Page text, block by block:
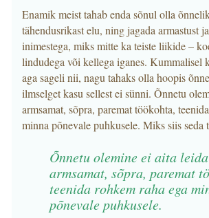
Enamik meist tahab enda sõnul olla
tähendusrikast elu, ning jagada armastust
inimestega, miks mitte ka teiste liikide –
lindudega või kellega iganes. Kummalisel
aga sageli nii, nagu tahaks olla hoopis
ilmselget kasu sellest ei sünni. Õnnetu
armsamat, sõpra, paremat töökohta,
minna põnevale puhkusele. Miks siis seda
Õnnetu olemine ei aita leida
armsamat, sõpra, paremat
teenida rohkem raha ega
põnevale puhkusele.